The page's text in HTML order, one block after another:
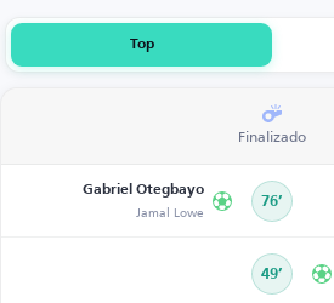
Top
Finalizado
Gabriel Otegbayo
Jamal Lowe 76’
49’